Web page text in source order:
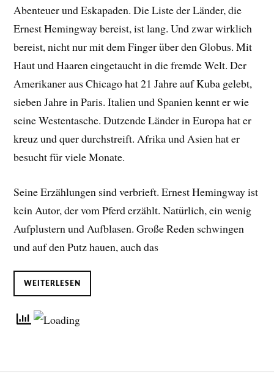
Abenteuer und Eskapaden. Die Liste der Länder, die
Ernest Hemingway bereist, ist lang. Und zwar wirklich
bereist, nicht nur mit dem Finger über den Globus. Mit
Haut und Haaren eingetaucht in die fremde Welt. Der
Amerikaner aus Chicago hat 21 Jahre auf Kuba gelebt,
sieben Jahre in Paris. Italien und Spanien kennt er wie
seine Westentasche. Dutzende Länder in Europa hat er
kreuz und quer durchstreift. Afrika und Asien hat er
besucht für viele Monate.
Seine Erzählungen sind verbrieft. Ernest Hemingway ist
kein Autor, der vom Pferd erzählt. Natürlich, ein wenig
Aufplustern und Aufblasen. Große Reden schwingen
und auf den Putz hauen, auch das
WEITERLESEN